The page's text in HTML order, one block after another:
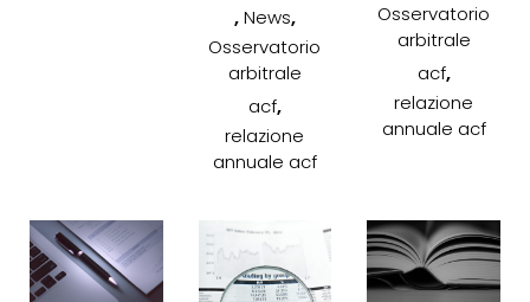
,News,
Osservatorio
arbitrale
acf,
relazione
annuale acf
Osservatorio
arbitrale
acf,
relazione
annuale acf